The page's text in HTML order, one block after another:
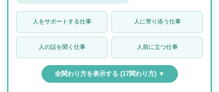
人をサポートする仕事 人に寄り添う仕事
人の話を聞く仕事 人前に立つ仕事
全関わり方を表示する (17関わり方) ▼